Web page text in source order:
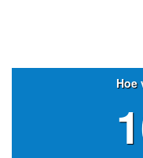
Hoe